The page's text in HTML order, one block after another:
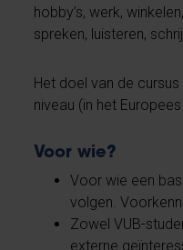
hobby’s, werk,
spreken, luisteren,
Het doel van de
niveau (in het
Voor wie?
Voor wie een
volgen.
Zowel VUB-
externe